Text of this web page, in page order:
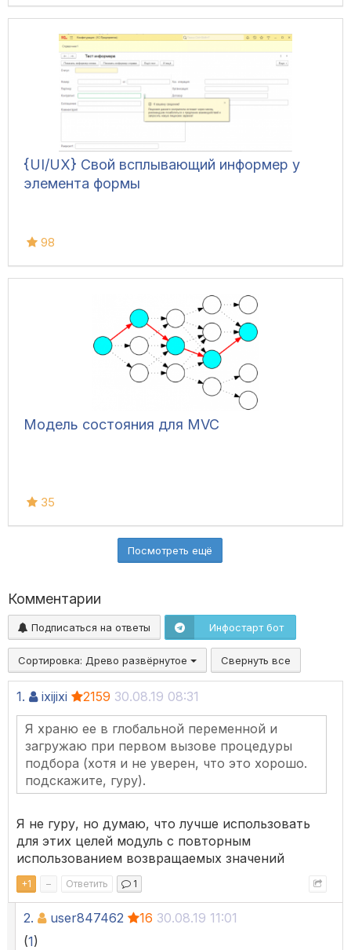
{UI/UX} Свой всплывающий информер у
элемента формы
98
Модель состояния для MVC
35
Посмотреть ещё
Комментарии
Подписаться на ответы Инфостарт бот
Сортировка: Древо развёрнутое Свернуть все
1. ixijixi 2159 30.08.19 08:31
Я храню ее в глобальной переменной и
загружаю при первом вызове процедуры
подбора (хотя и не уверен, что это хорошо.
подскажите, гуру).
Я не гуру, но думаю, что лучше использовать
для этих целей модуль с повторным
использованием возвращаемых значений
+1 – Ответить 1
2. user847462 16 30.08.19 11:01
(1)